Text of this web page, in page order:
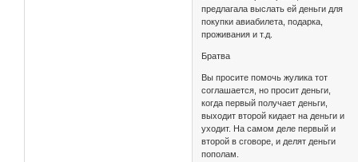
предлагала выслать ей деньги для
покупки авиабилета, подарка,
проживания и т.д.
Братва
Вы просите помочь жулика тот
соглашается, но просит деньги,
когда первый получает деньги,
выходит второй кидает на деньги и
уходит. На самом деле первый и
второй в сговоре, и делят деньги
пополам.